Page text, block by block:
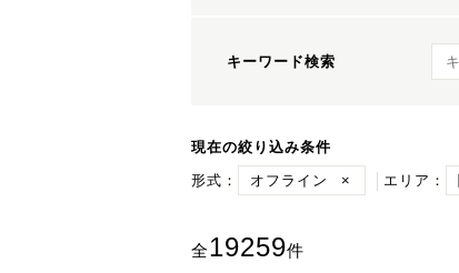
キーワード検索
現在の絞り込み条件
形式：
オフライン × エリア：
全19259件